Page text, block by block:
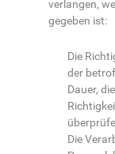
verlangen,
gegeben ist:
Die
der
Dauer,
Die